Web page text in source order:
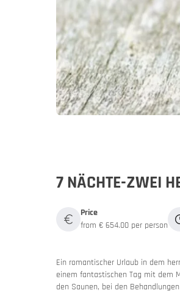
7 NÄCHTE-ZWEI
Price
from € 654.00 per person
Ein romantischer Urlaub in dem
einem fantastischen Tag mit dem
den Saunen, bei den